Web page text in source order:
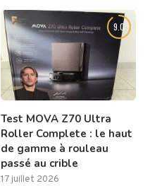
9.0
Test MOVA Z70 Ultra
Roller Complete : le haut
de gamme à rouleau
passé au crible
17 juillet 2026